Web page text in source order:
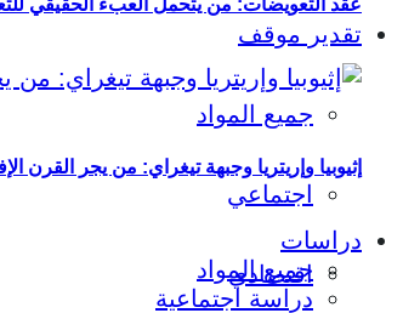
تقدير موقف
جميع المواد
اجتماعي
اقتصادي
عقد التعويضات: من يتحمل العبء الحقيقي
إثيوبيا وإريتريا وجبهة تيغراي: من يجر
دراسات
جميع المواد
دراسة اجتماعية